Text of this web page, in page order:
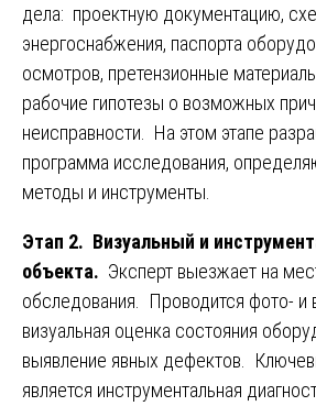
дела: проектную документацию,
энергоснабжения, паспорта
осмотров, претензионные
рабочие гипотезы о возможных
неисправности. На этом этапе
программа исследования,
методы и инструменты.
Этап 2. Визуальный и
объекта. Эксперт выезжает на
обследования. Проводится фото- и
визуальная оценка состояния
выявление явных дефектов.
является инструментальная